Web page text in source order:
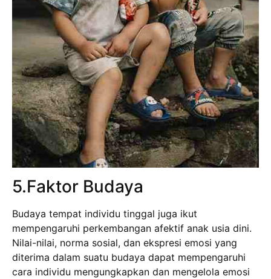
5.Faktor Budaya
Budaya tempat individu tinggal juga ikut
mempengaruhi perkembangan afektif anak usia dini.
Nilai-nilai, norma sosial, dan ekspresi emosi yang
diterima dalam suatu budaya dapat mempengaruhi
cara individu mengungkapkan dan mengelola emosi